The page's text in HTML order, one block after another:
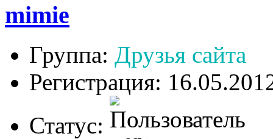
mimie
Группа: Друзья сайта
Регистрация:
Статус: